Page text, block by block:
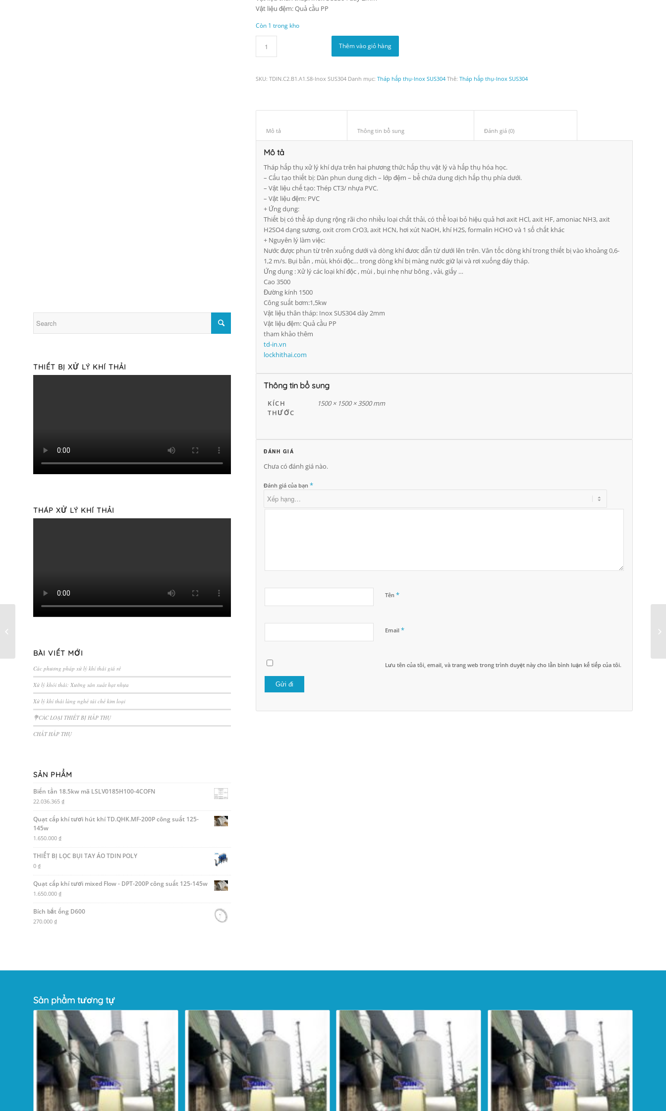
THIẾT BỊ XỬ LÝ KHÍ THẢI
THÁP XỬ LÝ KHÍ THẢI
BÀI VIẾT MỚI
Các phương pháp xử lý khí thải giá rẻ
Xử lý khói thải: Xưởng sản xuất hạt nhựa
Xử lý khí thải làng nghề tái chế kim loại
💐CÁC LOẠI THIẾT BỊ HẤP THỤ
CHẤT HẤP THỤ
SẢN PHẨM
Biến tần 18.5kw mã LSLV0185H100-4COFN
22.036.365 ₫
Quạt cấp khí tươi hút khí TD.QHK.MF-200P công suất 125-
145w
1.650.000 ₫
THIẾT BỊ LỌC BỤI TAY ÁO TDIN POLY
0 ₫
Quạt cấp khí tươi mixed Flow - DPT-200P công suất 125-145w
1.650.000 ₫
Bích bắt ống D600
270.000 ₫
Vật liệu đệm: Quả cầu PP
Còn 1 trong kho
Thêm vào giỏ hàng
SKU:TDIN.C2.B1.A1.S8-Inox SUS304 Danh mục:Tháp hấp thụ-Inox SUS304 Thẻ:Tháp hấp thụ-Inox SUS304
Mô tả
Tháp hấp thụ xử lý khí dựa trên hai phương thức hấp thụ vật lý và hấp thụ hóa học.
– Cấu tạo thiết bị: Dàn phun dung dịch – lớp đệm – bể chứa dung dịch hấp thụ phía dưới.
– Vật liệu chế tạo: Thép CT3/ nhựa PVC.
– Vật liệu đệm: PVC
+ Ứng dụng:
Thiết bị có thể áp dụng rộng rãi cho nhiều loại chất thải, có thể loại bỏ hiệu quả hơi axit HCl, axit HF, amoniac NH3, axit
H2SO4 dạng sương, oxit crom CrO3, axit HCN, hơi xút NaOH, khí H2S, formalin HCHO và 1 số chất khác
+ Nguyên lý làm việc:
Nước được phun từ trên xuống dưới và dòng khí đươc dẫn từ dưới lên trên. Vân tốc dòng khí trong thiết bị vào khoảng 0,6-
1,2 m/s. Bụi bẩn , mùi, khói độc… trong dòng khí bị màng nước giữ lại và rơi xuống đáy tháp.
Ứng dụng : Xử lý các loại khí độc , mùi , bụi nhẹ như bông , vải, giấy …
Cao 3500
Đường kính 1500
Công suất bơm:1,5kw
Vật liệu thân tháp: Inox SUS304 dày 2mm
Vật liệu đệm: Quả cầu PP
tham khảo thêm
td-in.vn
lockhithai.com
Thông tin bổ sung
KÍCH
THƯỚC
1500 × 1500 × 3500 mm
ĐÁNH GIÁ
Chưa có đánh giá nào.
Đánh giá của bạn*
Tên*
Email*
Lưu tên của tôi, email, và trang web trong trình duyệt này cho lần bình luận kế tiếp của tôi.
Sản phẩm tương tự
tháp hấp thụ 5538-